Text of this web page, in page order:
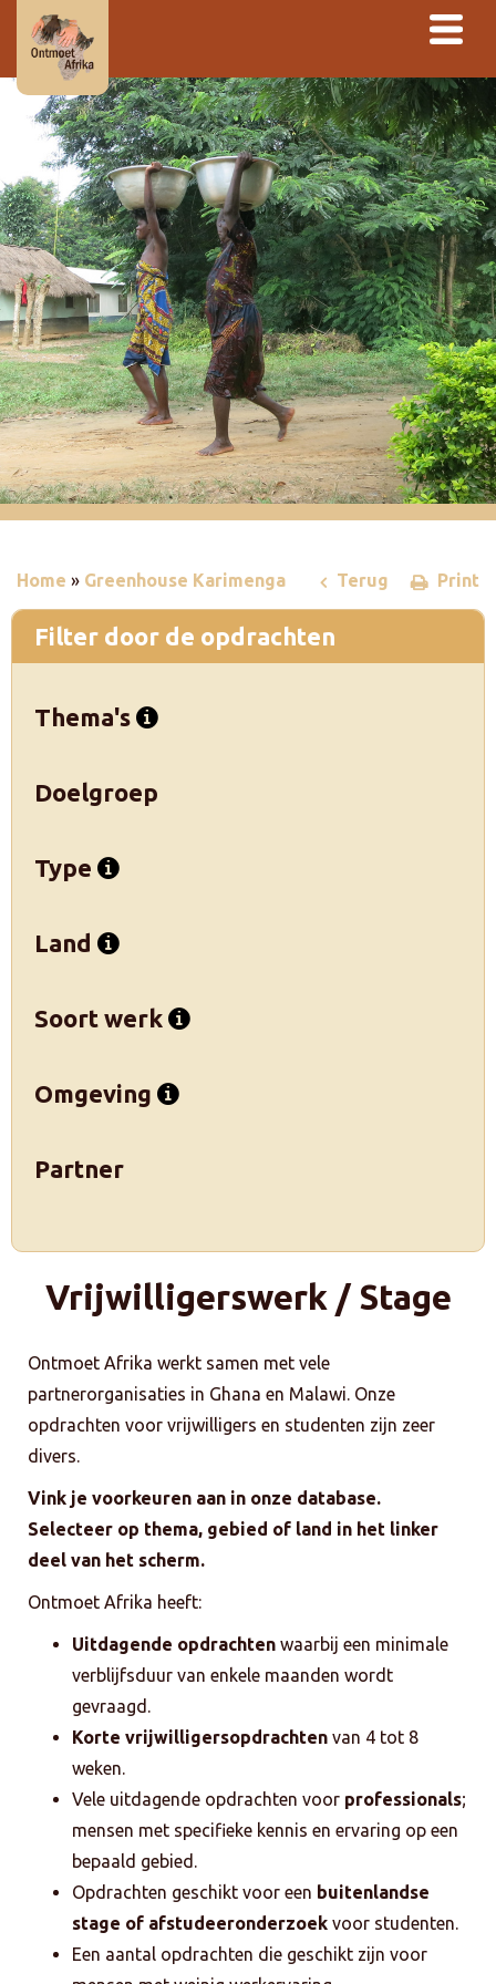
Home » Greenhouse Karimenga Print
Terug
Filter door de opdrachten
Thema's
Doelgroep
Type
Land
Soort werk
Omgeving
Partner
Vrijwilligerswerk / Stage
Ontmoet Afrika werkt samen met vele
partnerorganisaties in Ghana en Malawi. Onze
opdrachten voor vrijwilligers en studenten zijn zeer
divers.
Vink je voorkeuren aan in onze database.
Selecteer op thema, gebied of land in het linker
deel van het scherm.
Ontmoet Afrika heeft:
Uitdagende opdrachten waarbij een minimale
verblijfsduur van enkele maanden wordt
gevraagd.
Korte vrijwilligersopdrachten van 4 tot 8
weken.
Vele uitdagende opdrachten voor professionals;
mensen met specifieke kennis en ervaring op een
bepaald gebied.
Opdrachten geschikt voor een buitenlandse
stage of afstudeeronderzoek voor studenten.
Een aantal opdrachten die geschikt zijn voor